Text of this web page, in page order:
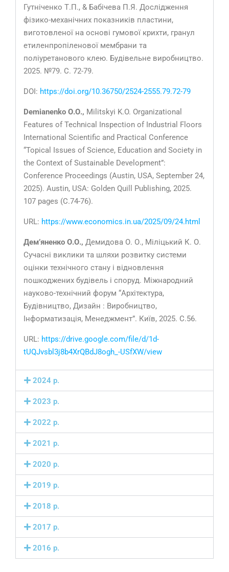
Гутніченко Т.П., & Бабічева П.Я. Дослідження
фізико-механічних показників пластини,
виготовленої на основі гумової крихти, гранул
етиленпропіленової мембрани та
поліуретанового клею. Будівельне виробництво.
2025. №79. С. 72-79.
DOI: https://doi.org/10.36750/2524-2555.79.72-79
Demianenko О.О., Militskyi K.O. Organizational
Features of Technical Inspection of Industrial Floors
International Scientific and Practical Conference
“Topical Issues of Science, Education and Society in
the Context of Sustainable Development”:
Conference Proceedings (Austin, USA, September 24,
2025). Austin, USA: Golden Quill Publishing, 2025.
107 pages (С.74-76).
URL: https://www.economics.in.ua/2025/09/24.html
Дем’яненко О.О., Демидова О. О., Міліцький К. О.
Сучасні виклики та шляхи розвитку системи
оцінки технічного стану і відновлення
пошкоджених будівель і споруд. Міжнародний
науково-технічний форум “Архітектура,
Будівництво, Дизайн : Виробництво,
Інформатизація, Менеджмент”. Київ, 2025. С.56.
URL: https://drive.google.com/file/d/1d-
tUQJvsbl3j8b4XrQBdJ8ogh_-USfXW/view
2024 р.
2023 р.
2022 р.
2021 р.
2020 р.
2019 р.
2018 р.
2017 р.
2016 р.